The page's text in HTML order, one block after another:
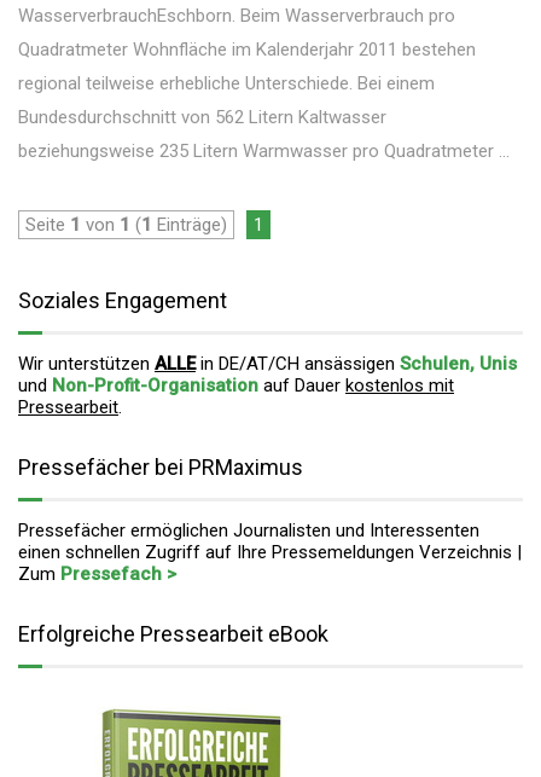
WasserverbrauchEschborn. Beim Wasserverbrauch pro
Quadratmeter Wohnfläche im Kalenderjahr 2011 bestehen
regional teilweise erhebliche Unterschiede. Bei einem
Bundesdurchschnitt von 562 Litern Kaltwasser
beziehungsweise 235 Litern Warmwasser pro Quadratmeter ...
Seite 1 von 1 (1 Einträge) 1
Soziales Engagement
Wir unterstützen ALLEin DE/AT/CH ansässigen Schulen, Unis
und Non-Profit-Organisation auf Dauer kostenlos mit
Pressearbeit.
Pressefächer bei PRMaximus
Pressefächer ermöglichen Journalisten und Interessenten
einen schnellen Zugriff auf Ihre Pressemeldungen Verzeichnis |
Zum Pressefach >
Erfolgreiche Pressearbeit eBook